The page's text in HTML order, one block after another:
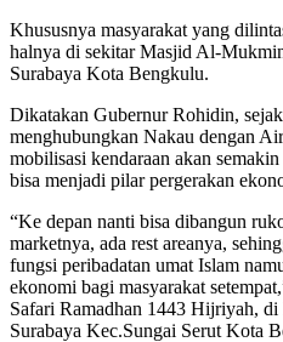
Khususnya masyarakat yang
halnya di sekitar Masjid Al-
Surabaya Kota Bengkulu.
Dikatakan Gubernur Rohidin,
menghubungkan Nakau dengan
mobilisasi kendaraan akan
bisa menjadi pilar pergerakan
“Ke depan nanti bisa dibangun
marketnya, ada rest areanya,
fungsi peribadatan umat Islam
ekonomi bagi masyarakat
Safari Ramadhan 1443 Hijriyah,
Surabaya Kec.Sungai Serut Kota